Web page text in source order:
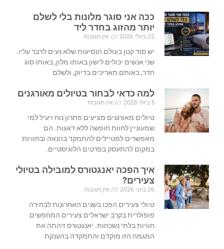
ככה אני סוגר מלונות בלי לשלם
יותר מהזוג בחדר ליד
22 ביולי 2026
אין תגובות
יש סוד קטן בעולם הנסיעות שלא נעים לדבר עליו.
שני אנשים יכולים לישון באותו מלון, באותו סוג
חדר, באותם תאריכים בדיוק, ולשלם
למה כדאי לבחור בטיולים מאורגנים
5 ביולי 2026
אין תגובות
טיולים מאורגנים מציעים פתרון נוח ויעיל למי
שמעוניין לחוות חופשה ללא דאגות. הם
מאפשרים למטיילים להתמקד בהנאה ובחוויות
במקום להתעסק בפרטים הלוגיסטיים.
איך הפכה יאנגטורס למובילה בטיולי
צעירים?
26 ביוני 2026
אין תגובות
טיולי צעירים הפכו בשנים האחרונות לבחירה
פופולרית בקרב ישראלים צעירים המחפשים
חוויות בלתי נשכחות. יאנגטורס זיהתה את
המגמה הזו מוקדם והתמקדה בהענקת